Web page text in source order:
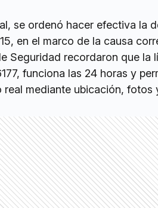
se ordenó hacer efectiva la
en el marco de la causa
Seguridad recordaron que la
funciona las 24 horas y
real mediante ubicación, fotos